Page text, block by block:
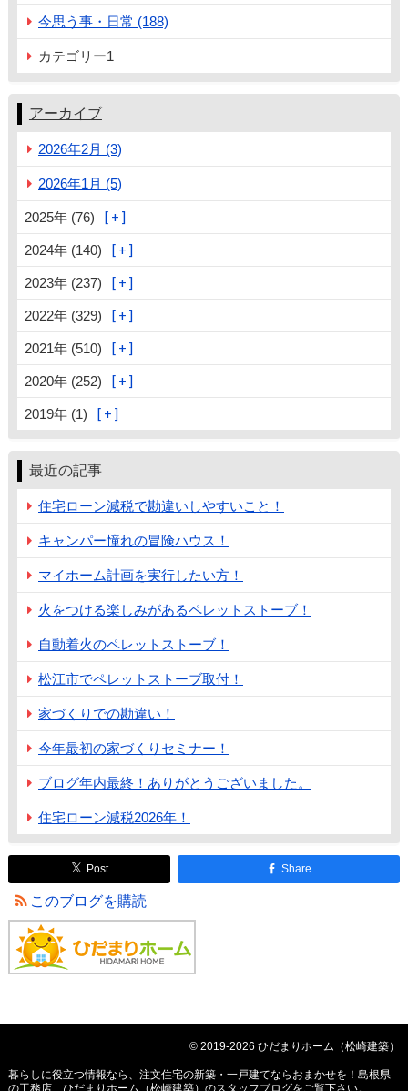
今思う事・日常 (188)
カテゴリー1
アーカイブ
2026年2月 (3)
2026年1月 (5)
2025年 (76)
2024年 (140)
2023年 (237)
2022年 (329)
2021年 (510)
2020年 (252)
2019年 (1)
最近の記事
住宅ローン減税で勘違いしやすいこと！
キャンパー憧れの冒険ハウス！
マイホーム計画を実行したい方！
火をつける楽しみがあるペレットストーブ！
自動着火のペレットストーブ！
松江市でペレットストーブ取付！
家づくりでの勘違い！
今年最初の家づくりセミナー！
ブログ年内最終！ありがとうございました。
住宅ローン減税2026年！
Post Share
このブログを購読
© 2019-2026 ひだまりホーム（松崎建築）
暮らしに役立つ情報なら、 注文住宅の新築・一戸建てならおまかせを！島根県
の工務店、ひだまりホーム（松崎建築）のスタッフブログをご覧下さい。